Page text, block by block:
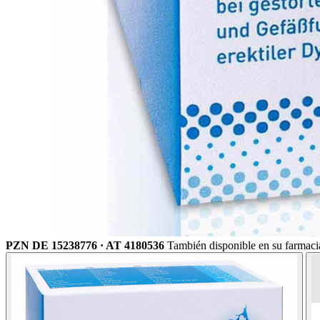
PZN DE 15238776 · AT 4180536 También disponible en su